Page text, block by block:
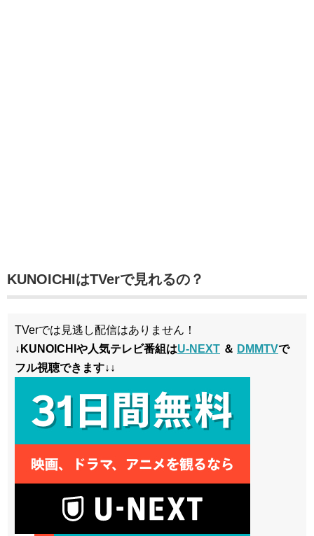
KUNOICHIはTVerで見れるの？
TVerでは見逃し配信はありません！
↓KUNOICHIや人気テレビ番組はU-NEXT ＆ DMMTVで
フル視聴できます↓↓